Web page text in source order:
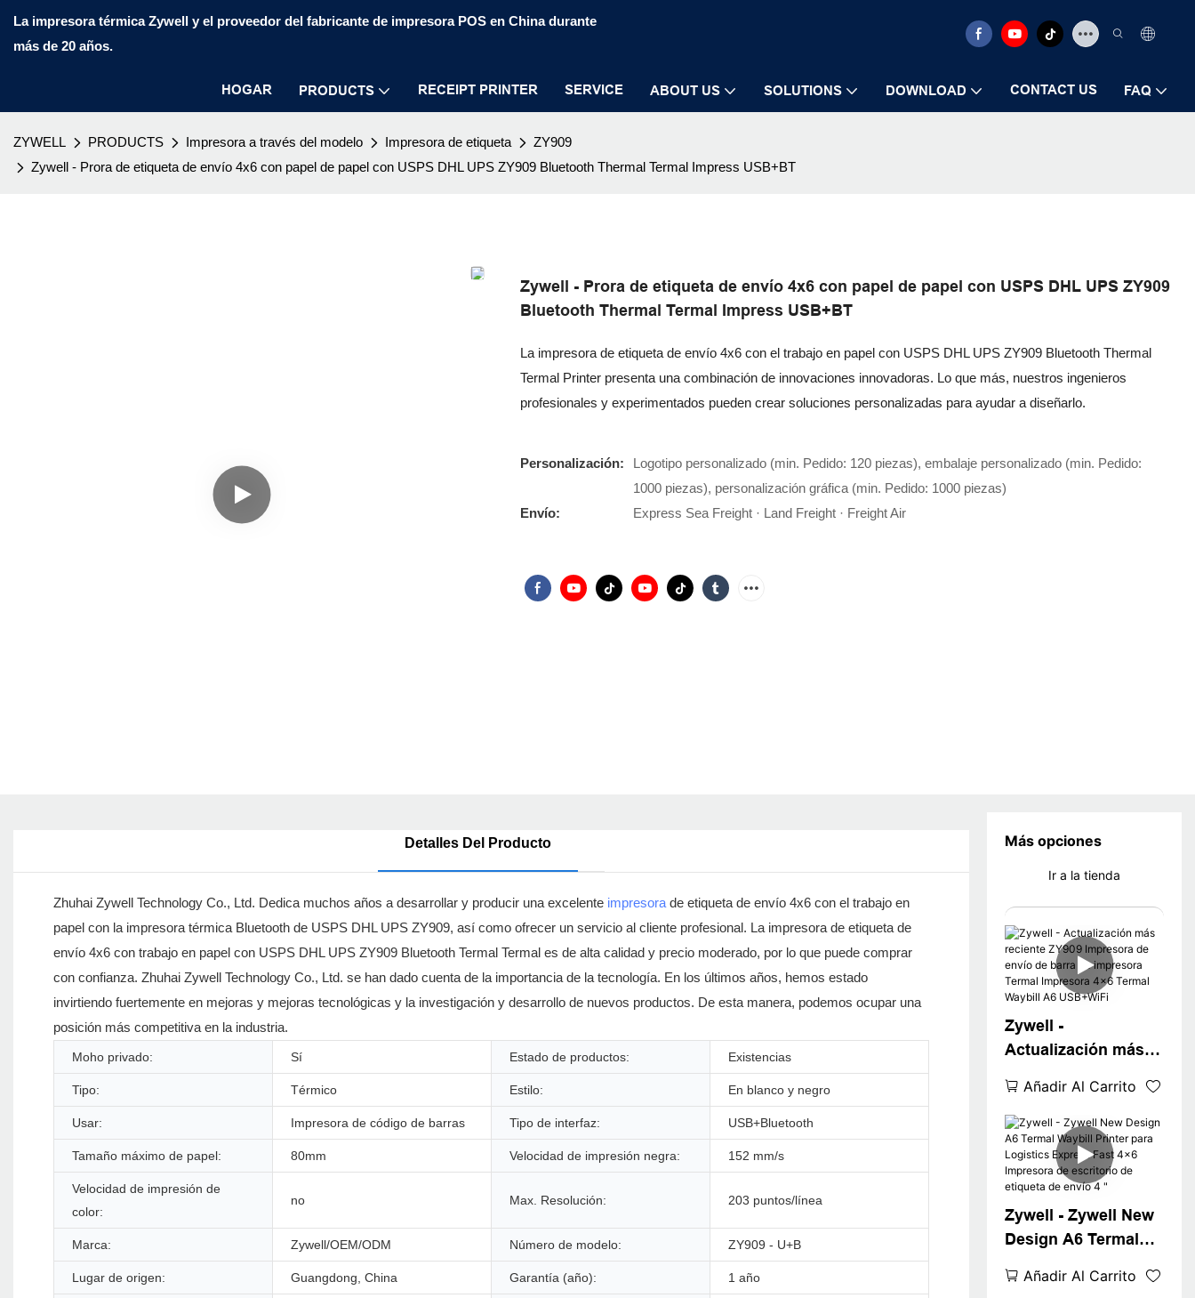
La impresora térmica Zywell y el proveedor del fabricante de impresora POS en China durante
más de 20 años.
HOGAR PRODUCTS RECEIPT PRINTER SERVICE ABOUT US SOLUTIONS DOWNLOAD CONTACT US FAQ
ZYWELL PRODUCTS Impresora a través del modelo Impresora de etiqueta
ZY909
Zywell - Prora de etiqueta de envío 4x6 con papel de papel con USPS DHL UPS ZY909 Bluetooth Thermal Termal Impress USB+BT
Zywell - Prora de etiqueta de envío 4x6 con papel de papel con USPS DHL UPS ZY909
Bluetooth Thermal Termal Impress USB+BT
La impresora de etiqueta de envío 4x6 con el trabajo en papel con USPS DHL UPS ZY909 Bluetooth Thermal
Termal Printer presenta una combinación de innovaciones innovadoras. Lo que más, nuestros ingenieros
profesionales y experimentados pueden crear soluciones personalizadas para ayudar a diseñarlo.
Personalización:
Logotipo personalizado (min. Pedido: 120 piezas), embalaje personalizado (min. Pedido:
1000 piezas), personalización gráfica (min. Pedido: 1000 piezas)
Envío:
Express Sea Freight · Land Freight · Freight Air
Más opciones
Ir a la tienda
Zywell -
Actualización más
Impresora de envío
de barra de
impresora Termal
Impresora 4x6
Termal Waybill A6
USB+WiFi
Añadir Al Carrito
Zywell - Zywell New
Design A6 Termal
Logistics Express
Añadir Al Carrito
Detalles Del Producto
Zhuhai Zywell Technology Co., Ltd. Dedica muchos años a desarrollar y producir una excelente impresora de etiqueta de envío 4x6 con el trabajo en
papel con la impresora térmica Bluetooth de USPS DHL UPS ZY909, así como ofrecer un servicio al cliente profesional. La impresora de etiqueta de
envío 4x6 con trabajo en papel con USPS DHL UPS ZY909 Bluetooth Termal Termal es de alta calidad y precio moderado, por lo que puede comprar
con confianza. Zhuhai Zywell Technology Co., Ltd. se han dado cuenta de la importancia de la tecnología. En los últimos años, hemos estado
invirtiendo fuertemente en mejoras y mejoras tecnológicas y la investigación y desarrollo de nuevos productos. De esta manera, podemos ocupar una
posición más competitiva en la industria.
Moho privado: Sí Estado de productos: Existencias
Tipo: Térmico Estilo: En blanco y negro
Usar: Impresora de código de barras Tipo de interfaz: USB+Bluetooth
Tamaño máximo de papel: 80mm Velocidad de impresión negra: 152 mm/s
Velocidad de impresión de
color:
no Max. Resolución: 203 puntos/línea
Marca: Zywell/OEM/ODM Número de modelo: ZY909 - U+B
Lugar de origen: Guangdong, China Garantía (año): 1 año